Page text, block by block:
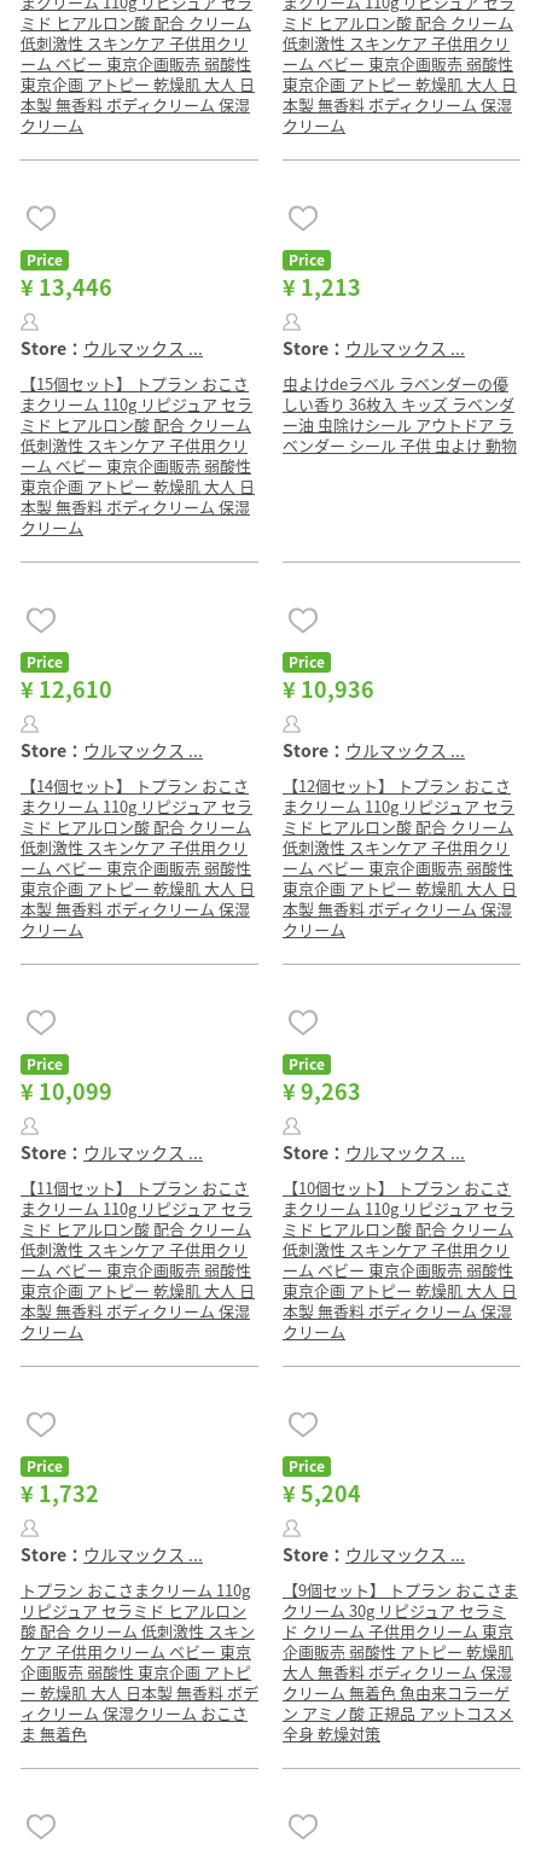
ミド ヒアルロン酸 配合 クリーム
低刺激性 スキンケア 子供用クリ
ーム ベビー 東京企画販売 弱酸性
東京企画 アトピー 乾燥肌 大人 日
本製 無香料 ボディクリーム 保湿
クリーム
ミド ヒアルロン酸 配合 クリーム
低刺激性 スキンケア 子供用クリ
ーム ベビー 東京企画販売 弱酸性
東京企画 アトピー 乾燥肌 大人 日
本製 無香料 ボディクリーム 保湿
クリーム
Price
¥ 13,446
Store： ウルマックス ...
【15個セット】 トプラン おこさ
まクリーム 110g リピジュア セラ
ミド ヒアルロン酸 配合 クリーム
低刺激性 スキンケア 子供用クリ
ーム ベビー 東京企画販売 弱酸性
東京企画 アトピー 乾燥肌 大人 日
本製 無香料 ボディクリーム 保湿
クリーム
Price
¥ 1,213
Store： ウルマックス ...
虫よけdeラベル ラベンダーの優
しい香り 36枚入 キッズ ラベンダ
ー油 虫除けシール アウトドア ラ
ベンダー シール 子供 虫よけ 動物
Price
¥ 12,610
Store： ウルマックス ...
【14個セット】 トプラン おこさ
まクリーム 110g リピジュア セラ
ミド ヒアルロン酸 配合 クリーム
低刺激性 スキンケア 子供用クリ
ーム ベビー 東京企画販売 弱酸性
東京企画 アトピー 乾燥肌 大人 日
本製 無香料 ボディクリーム 保湿
クリーム
Price
¥ 10,936
Store： ウルマックス ...
【12個セット】 トプラン おこさ
まクリーム 110g リピジュア セラ
ミド ヒアルロン酸 配合 クリーム
低刺激性 スキンケア 子供用クリ
ーム ベビー 東京企画販売 弱酸性
東京企画 アトピー 乾燥肌 大人 日
本製 無香料 ボディクリーム 保湿
クリーム
Price
¥ 10,099
Store： ウルマックス ...
【11個セット】 トプラン おこさ
まクリーム 110g リピジュア セラ
ミド ヒアルロン酸 配合 クリーム
低刺激性 スキンケア 子供用クリ
ーム ベビー 東京企画販売 弱酸性
東京企画 アトピー 乾燥肌 大人 日
本製 無香料 ボディクリーム 保湿
クリーム
Price
¥ 9,263
Store： ウルマックス ...
【10個セット】 トプラン おこさ
まクリーム 110g リピジュア セラ
ミド ヒアルロン酸 配合 クリーム
低刺激性 スキンケア 子供用クリ
ーム ベビー 東京企画販売 弱酸性
東京企画 アトピー 乾燥肌 大人 日
本製 無香料 ボディクリーム 保湿
クリーム
Price
¥ 1,732
Store： ウルマックス ...
トプラン おこさまクリーム 110g
リピジュア セラミド ヒアルロン
酸 配合 クリーム 低刺激性 スキン
ケア 子供用クリーム ベビー 東京
企画販売 弱酸性 東京企画 アトピ
ー 乾燥肌 大人 日本製 無香料 ボデ
ィクリーム 保湿クリーム おこさ
ま 無着色
Price
¥ 5,204
Store： ウルマックス ...
【9個セット】 トプラン おこさま
クリーム 30g リピジュア セラミ
ド クリーム 子供用クリーム 東京
企画販売 弱酸性 アトピー 乾燥肌
大人 無香料 ボディクリーム 保湿
クリーム 無着色 魚由来コラーゲ
ン アミノ酸 正規品 アットコスメ
全身 乾燥対策